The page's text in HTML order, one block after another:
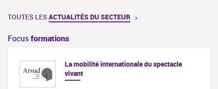
TOUTES LES ACTUALITÉS DU SECTEUR
Focusformations
La mobilité internationale du spectacle
vivant